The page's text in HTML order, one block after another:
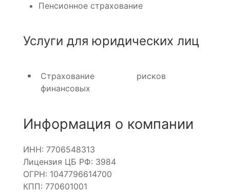
Пенсионное страхование
Услуги для юридических лиц
Страхование
финансовых
рисков
Информация о компании
ИНН: 7706548313
Лицензия ЦБ РФ: 3984
ОГРН: 1047796614700
КПП: 770601001